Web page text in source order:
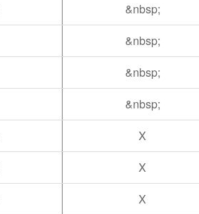
&nbsp;
&nbsp;
&nbsp;
&nbsp;
X
X
X